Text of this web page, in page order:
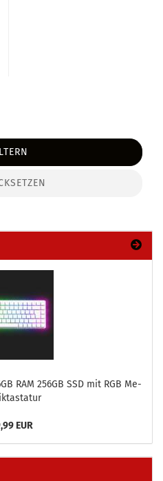
RAM 256GB SSD mit RGB Me­
EUR